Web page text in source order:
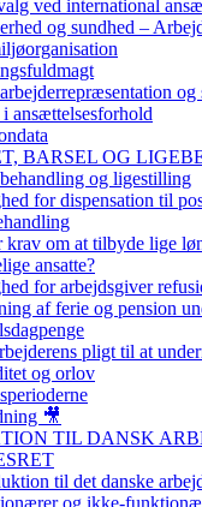
ved international
og sundhed –
og
ansættelsesforhold
BARSEL OG
og ligestilling
for dispensation til
krav om at tilbyde lige
ansatte?
for arbejdsgiver
af ferie og pension
pligt til at
og orlov
🎥
TIL DANSK
til det danske
og ikke-